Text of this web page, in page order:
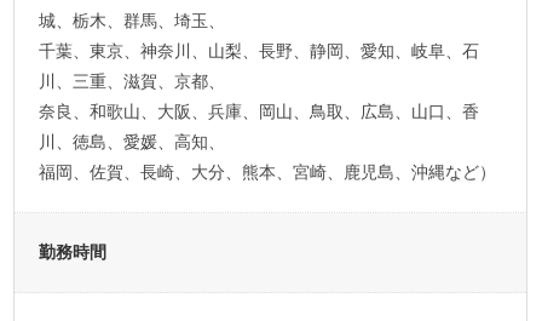
城、栃木、群馬、埼玉、
千葉、東京、神奈川、山梨、長野、静岡、愛知、岐阜、石
川、三重、滋賀、京都、
奈良、和歌山、大阪、兵庫、岡山、鳥取、広島、山口、香
川、徳島、愛媛、高知、
福岡、佐賀、長崎、大分、熊本、宮崎、鹿児島、沖縄など）
勤務時間